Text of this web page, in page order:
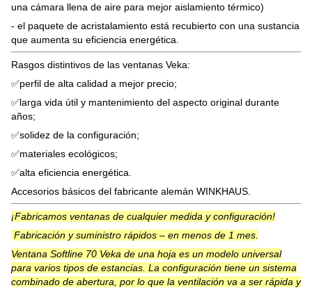
una cámara llena de aire para mejor aislamiento térmico)
- el paquete de acristalamiento está recubierto con una sustancia
que aumenta su eficiencia energética.
Rasgos distintivos de las ventanas Veka:
✅perfil de alta calidad a mejor precio;
✅larga vida útil y mantenimiento del aspecto original durante
años;
✅solidez de la configuración;
✅materiales ecológicos;
✅alta eficiencia energética.
Accesorios básicos del fabricante alemán WINKHAUS.
¡Fabricamos ventanas de cualquier medida y configuración!
Fabricación y suministro rápidos – en menos de 1 mes.
Ventana Softline 70 Veka de una hoja es un modelo universal
para varios tipos de estancias. La configuración tiene un sistema
combinado de abertura, por lo que la ventilación va a ser rápida y